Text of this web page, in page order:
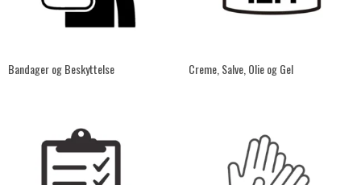
Bandager og Beskyttelse Creme, Salve, Olie og Gel